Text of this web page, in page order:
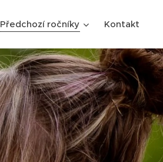
Předchozí ročníky Kontakt